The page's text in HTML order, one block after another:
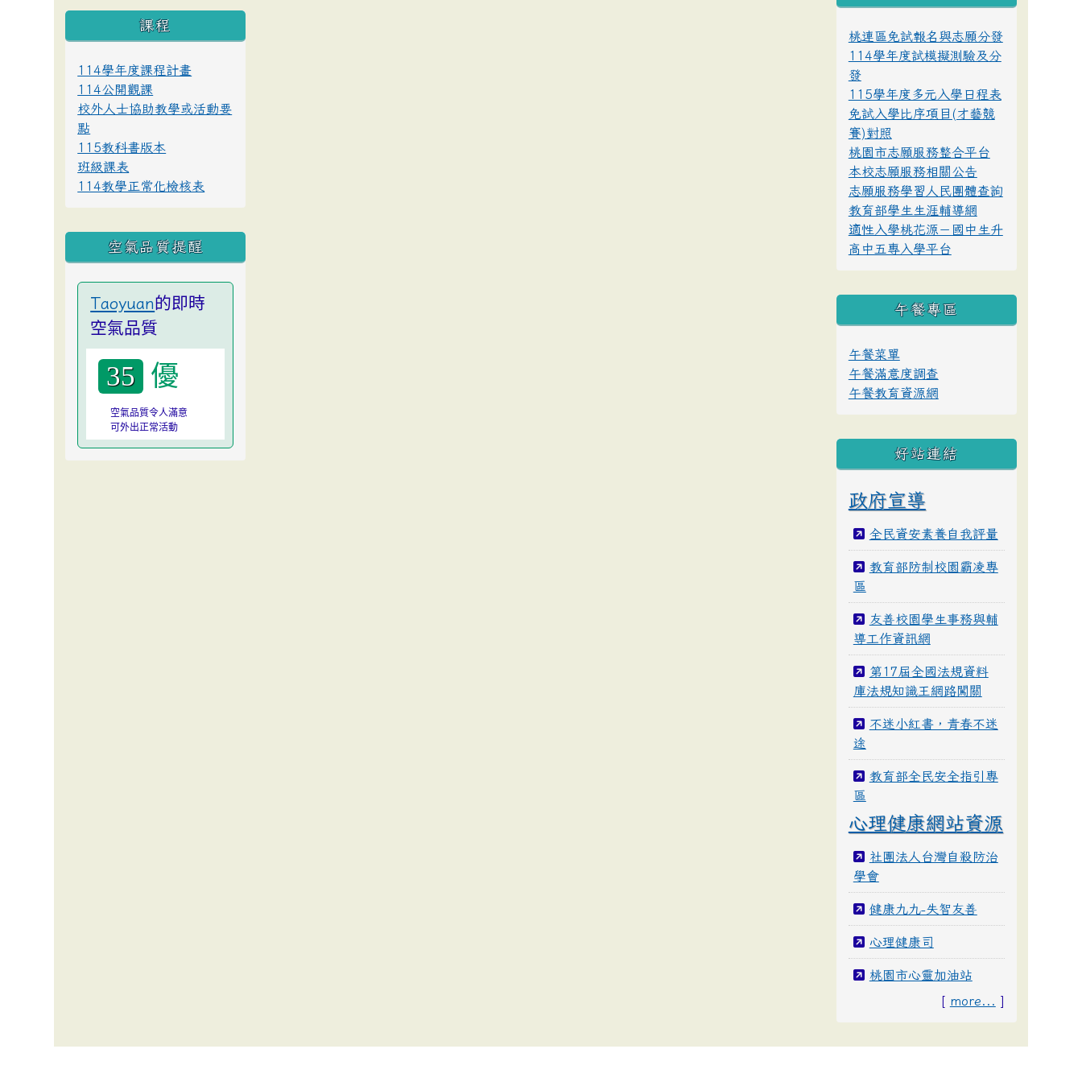
課程
114學年度課程計畫
114公開觀課
校外人士協助教學或活動要
點
115教科書版本
班級課表
114教學正常化檢核表
空氣品質提醒
Taoyuan的即時
空氣品質
35 優
空氣品質令人滿意
可外出正常活動
桃連區免試報名與志願分發
114學年度試模擬測驗及分
發
115學年度多元入學日程表
免試入學比序項目(才藝競
賽)對照
桃園市志願服務整合平台
本校志願服務相關公告
志願服務學習人民團體查詢
教育部學生生涯輔導網
適性入學桃花源－國中生升
高中五專入學平台
午餐專區
午餐菜單
午餐滿意度調查
午餐教育資源網
好站連結
政府宣導
全民資安素養自我評量
教育部防制校園霸凌專
區
友善校園學生事務與輔
導工作資訊網
第17屆全國法規資料
庫法規知識王網路闖關
不迷小紅書，青春不迷
途
教育部全民安全指引專
區
心理健康網站資源
社團法人台灣自殺防治
學會
健康九九-失智友善
心理健康司
桃園市心靈加油站
[ more... ]